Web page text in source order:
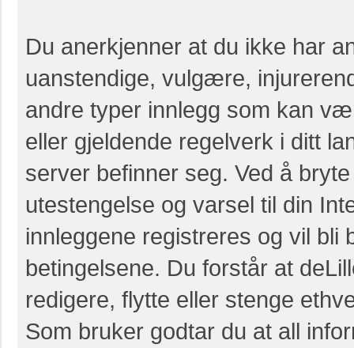
Du anerkjenner at du ikke har
uanstendige, vulgære,
andre typer innlegg som kan
eller gjeldende regelverk i ditt
server befinner seg. Ved å
utestengelse og varsel til din
innleggene registreres og vil bli
betingelsene. Du forstår at
redigere, flytte eller stenge
Som bruker godtar du at all